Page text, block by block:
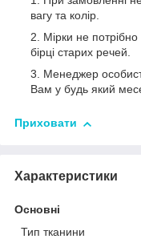
вагу та колір.
Мірки не
бірці старих речей.
Менеджер
Вам у будь який
Приховати
Характеристики
Основні
Тип тканини